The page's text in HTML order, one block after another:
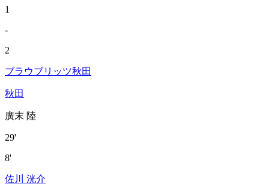
1
-
2
ブラウブリッツ秋田
秋田
廣末 陸
29'
8'
佐川 洸介